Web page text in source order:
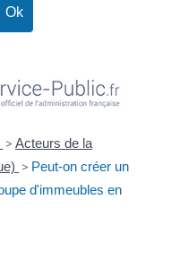
> Acteurs de la
> Peut-on créer un
d'immeubles en